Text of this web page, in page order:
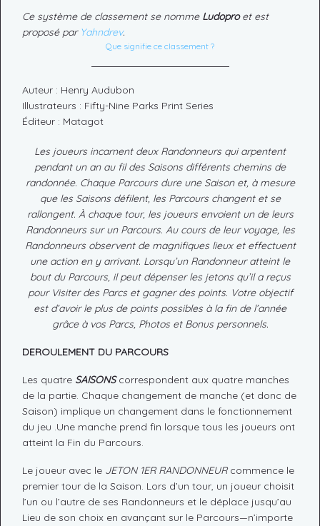
Ce système de classement se nomme Ludoproet est
proposé par Yahndrev.
Que signifie ce classement ?
Auteur : Henry Audubon
Illustrateurs : Fifty-Nine Parks Print Series
Éditeur : Matagot
Les joueurs incarnent deux Randonneurs qui arpentent
pendant un an au fil des Saisons différents chemins de
randonnée. Chaque Parcours dure une Saison et, à mesure
que les Saisons défilent, les Parcours changent et se
rallongent. À chaque tour, les joueurs envoient un de leurs
Randonneurs sur un Parcours. Au cours de leur voyage, les
Randonneurs observent de magnifiques lieux et effectuent
une action en y arrivant. Lorsqu’un Randonneur atteint le
bout du Parcours, il peut dépenser les jetons qu’il a reçus
pour Visiter des Parcs et gagner des points. Votre objectif
est d’avoir le plus de points possibles à la fin de l’année
grâce à vos Parcs, Photos et Bonus personnels.
DEROULEMENT DU PARCOURS
Les quatre SAISONScorrespondent aux quatre manches
de la partie. Chaque changement de manche (et donc de
Saison) implique un changement dans le fonctionnement
du jeu .Une manche prend fin lorsque tous les joueurs ont
atteint la Fin du Parcours.
Le joueur avec le JETON 1ER RANDONNEURcommence le
premier tour de la Saison. Lors d’un tour, un joueur choisit
l’un ou l’autre de ses Randonneurs et le déplace jusqu’au
Lieu de son choix en avançant sur le Parcours—n’importe